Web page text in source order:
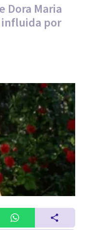
Dora Maria
por